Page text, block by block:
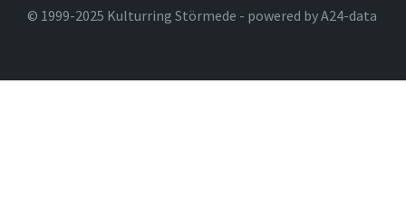
© 1999-2025 Kulturring Störmede - powered by A24-data